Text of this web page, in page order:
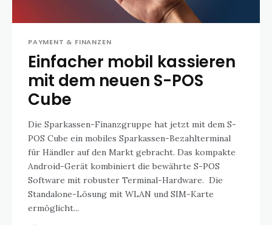
PAYMENT & FINANZEN
Einfacher mobil kassieren
mit dem neuen S-POS
Cube
Die Sparkassen-Finanzgruppe hat jetzt mit dem S-
POS Cube ein mobiles Sparkassen-Bezahlterminal
für Händler auf den Markt gebracht. Das kompakte
Android-Gerät kombiniert die bewährte S-POS
Software mit robuster Terminal-Hardware. Die
Standalone-Lösung mit WLAN und SIM-Karte
ermöglicht...